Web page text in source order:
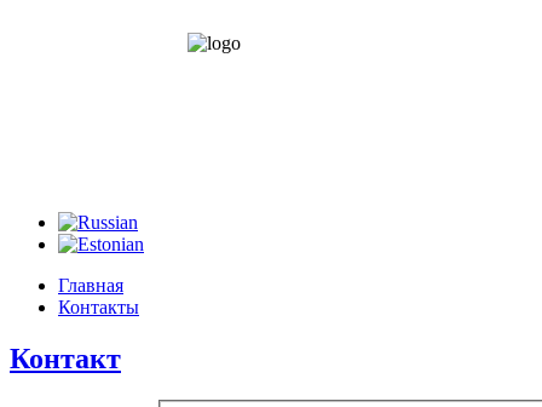
Главная
Контакты
Контакт